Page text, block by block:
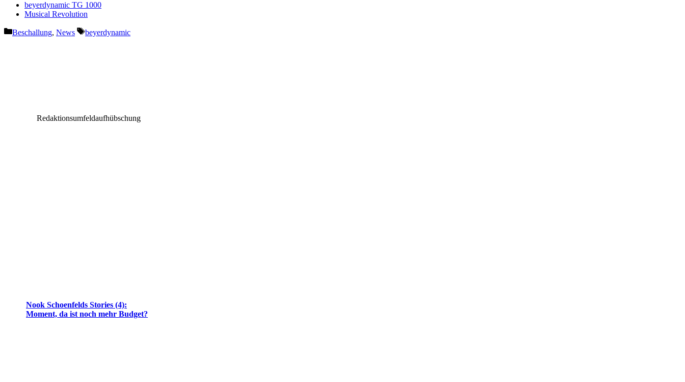
beyerdynamic TG 1000
Musical Revolution
Kategorien
Beschallung, News Schlagwörter
beyerdynamic
Redaktionsumfeldaufhübschung
Nook Schoenfelds Stories (4):
Moment, da ist noch mehr Budget?